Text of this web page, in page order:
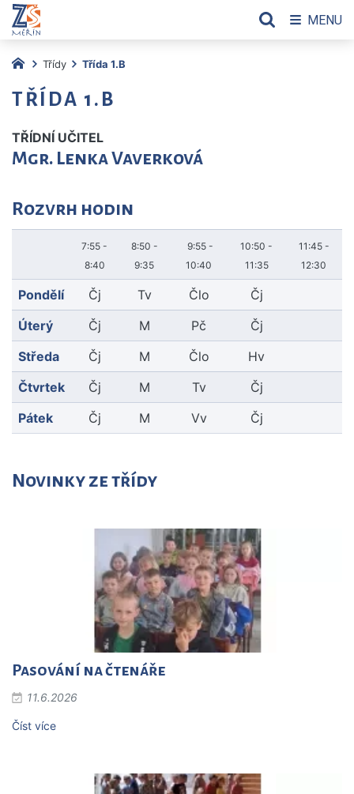
Třídy Třída 1.B
TŘÍDA 1.B
TŘÍDNÍ UČITEL
Mgr. Lenka Vaverková
Rozvrh hodin
7:55 -
8:40
8:50 -
9:35
9:55 -
10:40
10:50 -
11:35
11:45 -
12:30
Pondělí Čj Tv Člo
Čj
Úterý
Čj M Pč
Čj
Středa
Čj M Člo
Hv
Čtvrtek
Čj M Tv
Čj
Pátek
Čj M Vv Čj
Novinky ze třídy
Pasování na čtenáře
11.6.2026
Číst více
MENU